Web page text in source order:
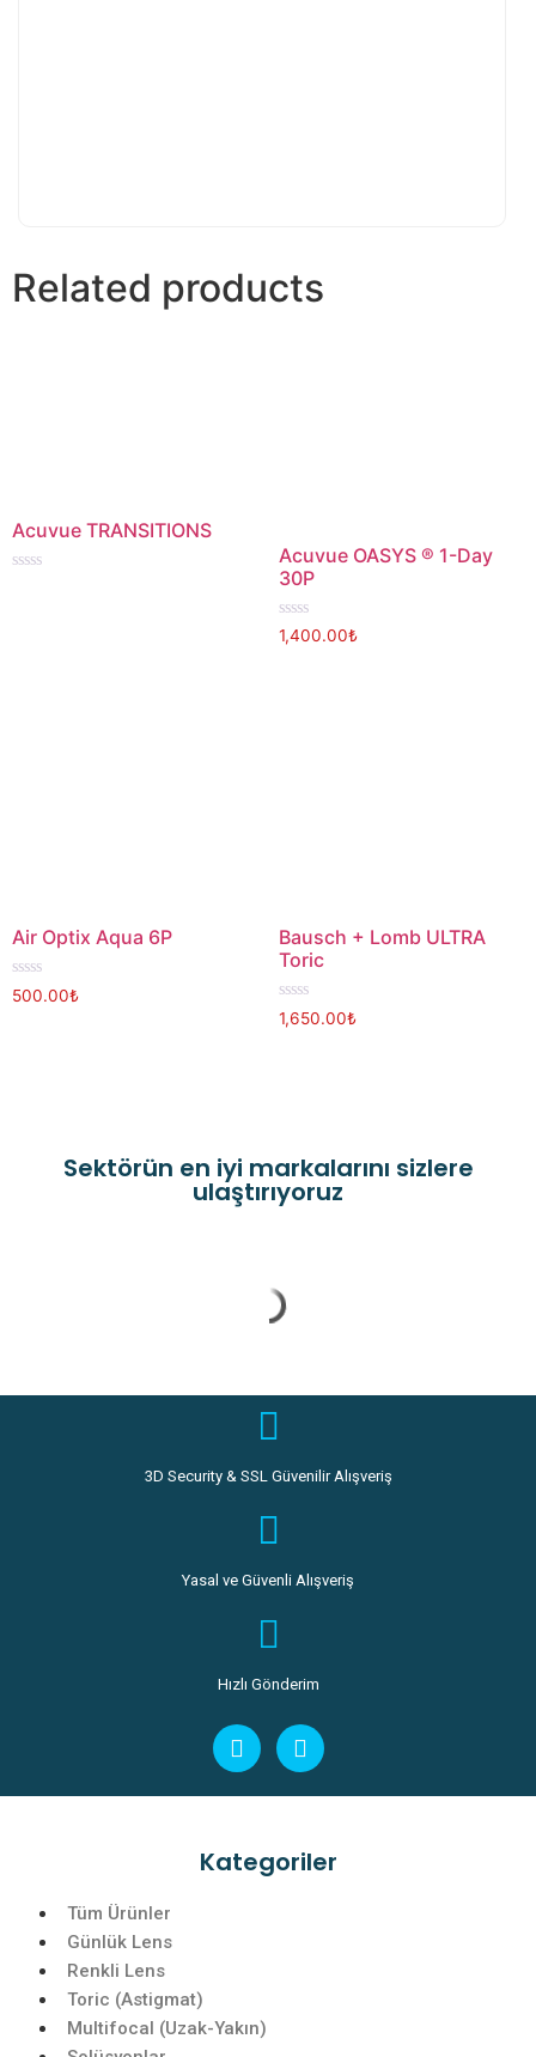
Related products
Acuvue TRANSITIONS
Acuvue OASYS ® 1-Day
30P
Rated
0
1,400.00₺
Air Optix Aqua 6P
Rated
0
500.00₺
Bausch + Lomb ULTRA
Toric
Rated
0
1,650.00₺
Sektörün en iyi markalarını sizlere
ulaştırıyoruz
3D Security & SSL Güvenilir Alışveriş
Yasal ve Güvenli Alışveriş
Hızlı Gönderim
Kategoriler
Tüm Ürünler
Günlük Lens
Renkli Lens
Toric (Astigmat)
Multifocal (Uzak-Yakın)